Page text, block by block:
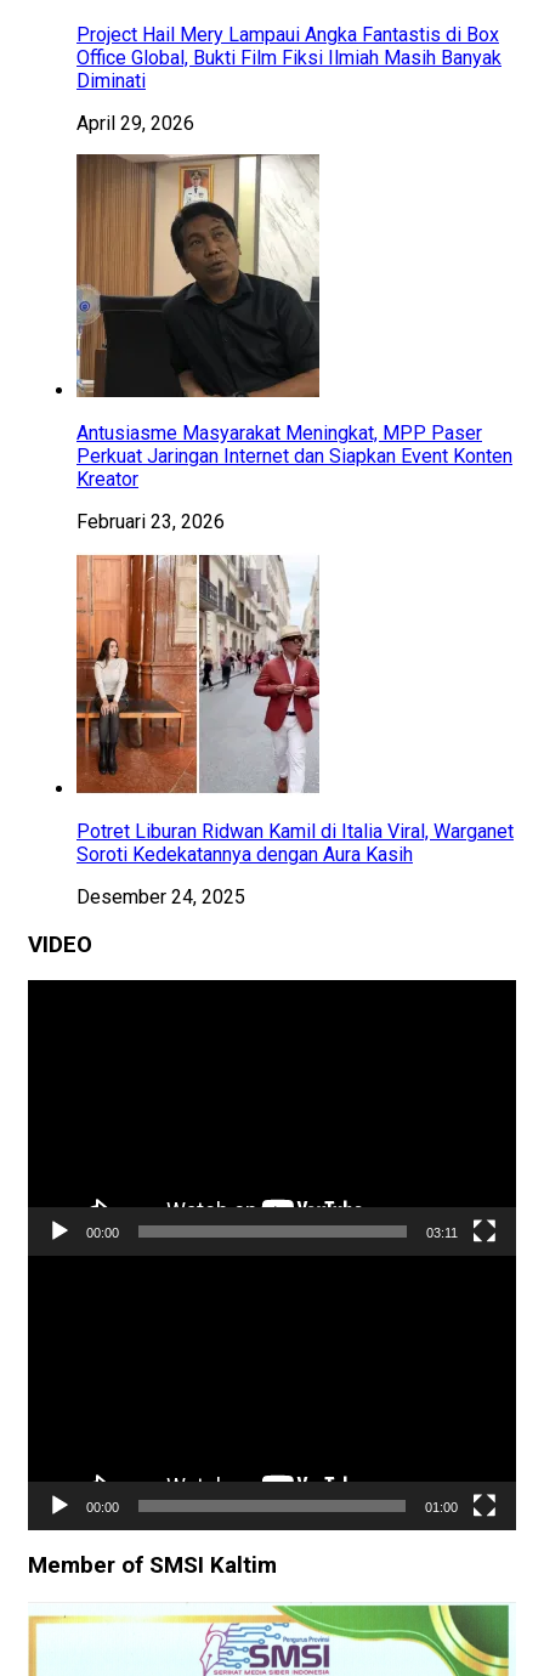
Project Hail Mery Lampaui Angka Fantastis di Box
Office Global, Bukti Film Fiksi Ilmiah Masih Banyak
Diminati
April 29, 2026
Antusiasme Masyarakat Meningkat, MPP Paser
Perkuat Jaringan Internet dan Siapkan Event Konten
Kreator
Februari 23, 2026
Potret Liburan Ridwan Kamil di Italia Viral, Warganet
Soroti Kedekatannya dengan Aura Kasih
Desember 24, 2025
VIDEO
00:00 03:11
00:00 01:00
Member of SMSI Kaltim